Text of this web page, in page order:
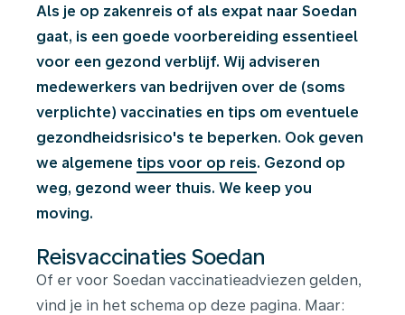
Als je op zakenreis of als expat naar Soedan
gaat, is een goede voorbereiding essentieel
voor een gezond verblijf. Wij adviseren
medewerkers van bedrijven over de (soms
verplichte) vaccinaties en tips om eventuele
gezondheidsrisico's te beperken. Ook geven
we algemene tips voor op reis. Gezond op
weg, gezond weer thuis. We keep you
moving.
Reisvaccinaties Soedan
Of er voor Soedan vaccinatieadviezen gelden,
vind je in het schema op deze pagina. Maar: